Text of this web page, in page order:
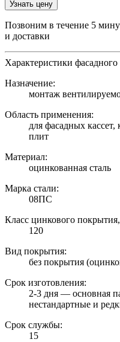
Узнать цену
Позвоним в течение 5
и доставки
Характеристики
Назначение:
монтаж
Область применения:
для фасадных
плит
Материал:
оцинкованная сталь
Марка стали:
08ПС
Класс цинкового
120
Вид покрытия:
без покрытия
Срок изготовления:
2-3 дня — основная
нестандартные и
Срок службы:
15